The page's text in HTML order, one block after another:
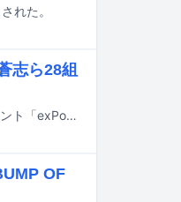
れた。
志ら28組
11月15日に東京・渋谷の7会場にて開催されるカルチャーメディア・NiEW主催の音楽イベント「exPoP!!!!!再会 2026」の出演アーティスト第1弾が発表された。
OF